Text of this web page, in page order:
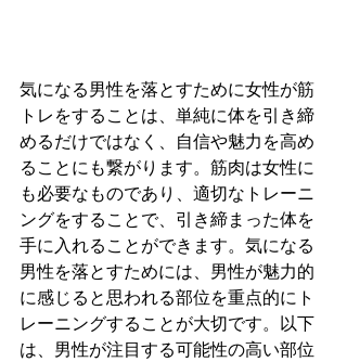
気になる男性を落とすために女性が筋
トレをすることは、単純に体を引き締
めるだけではなく、自信や魅力を高め
ることにも繋がります。筋肉は女性に
も必要なものであり、適切なトレーニ
ングをすることで、引き締まった体を
手に入れることができます。気になる
男性を落とすためには、男性が魅力的
に感じると思われる部位を重点的にト
レーニングすることが大切です。以下
は、男性が注目する可能性の高い部位